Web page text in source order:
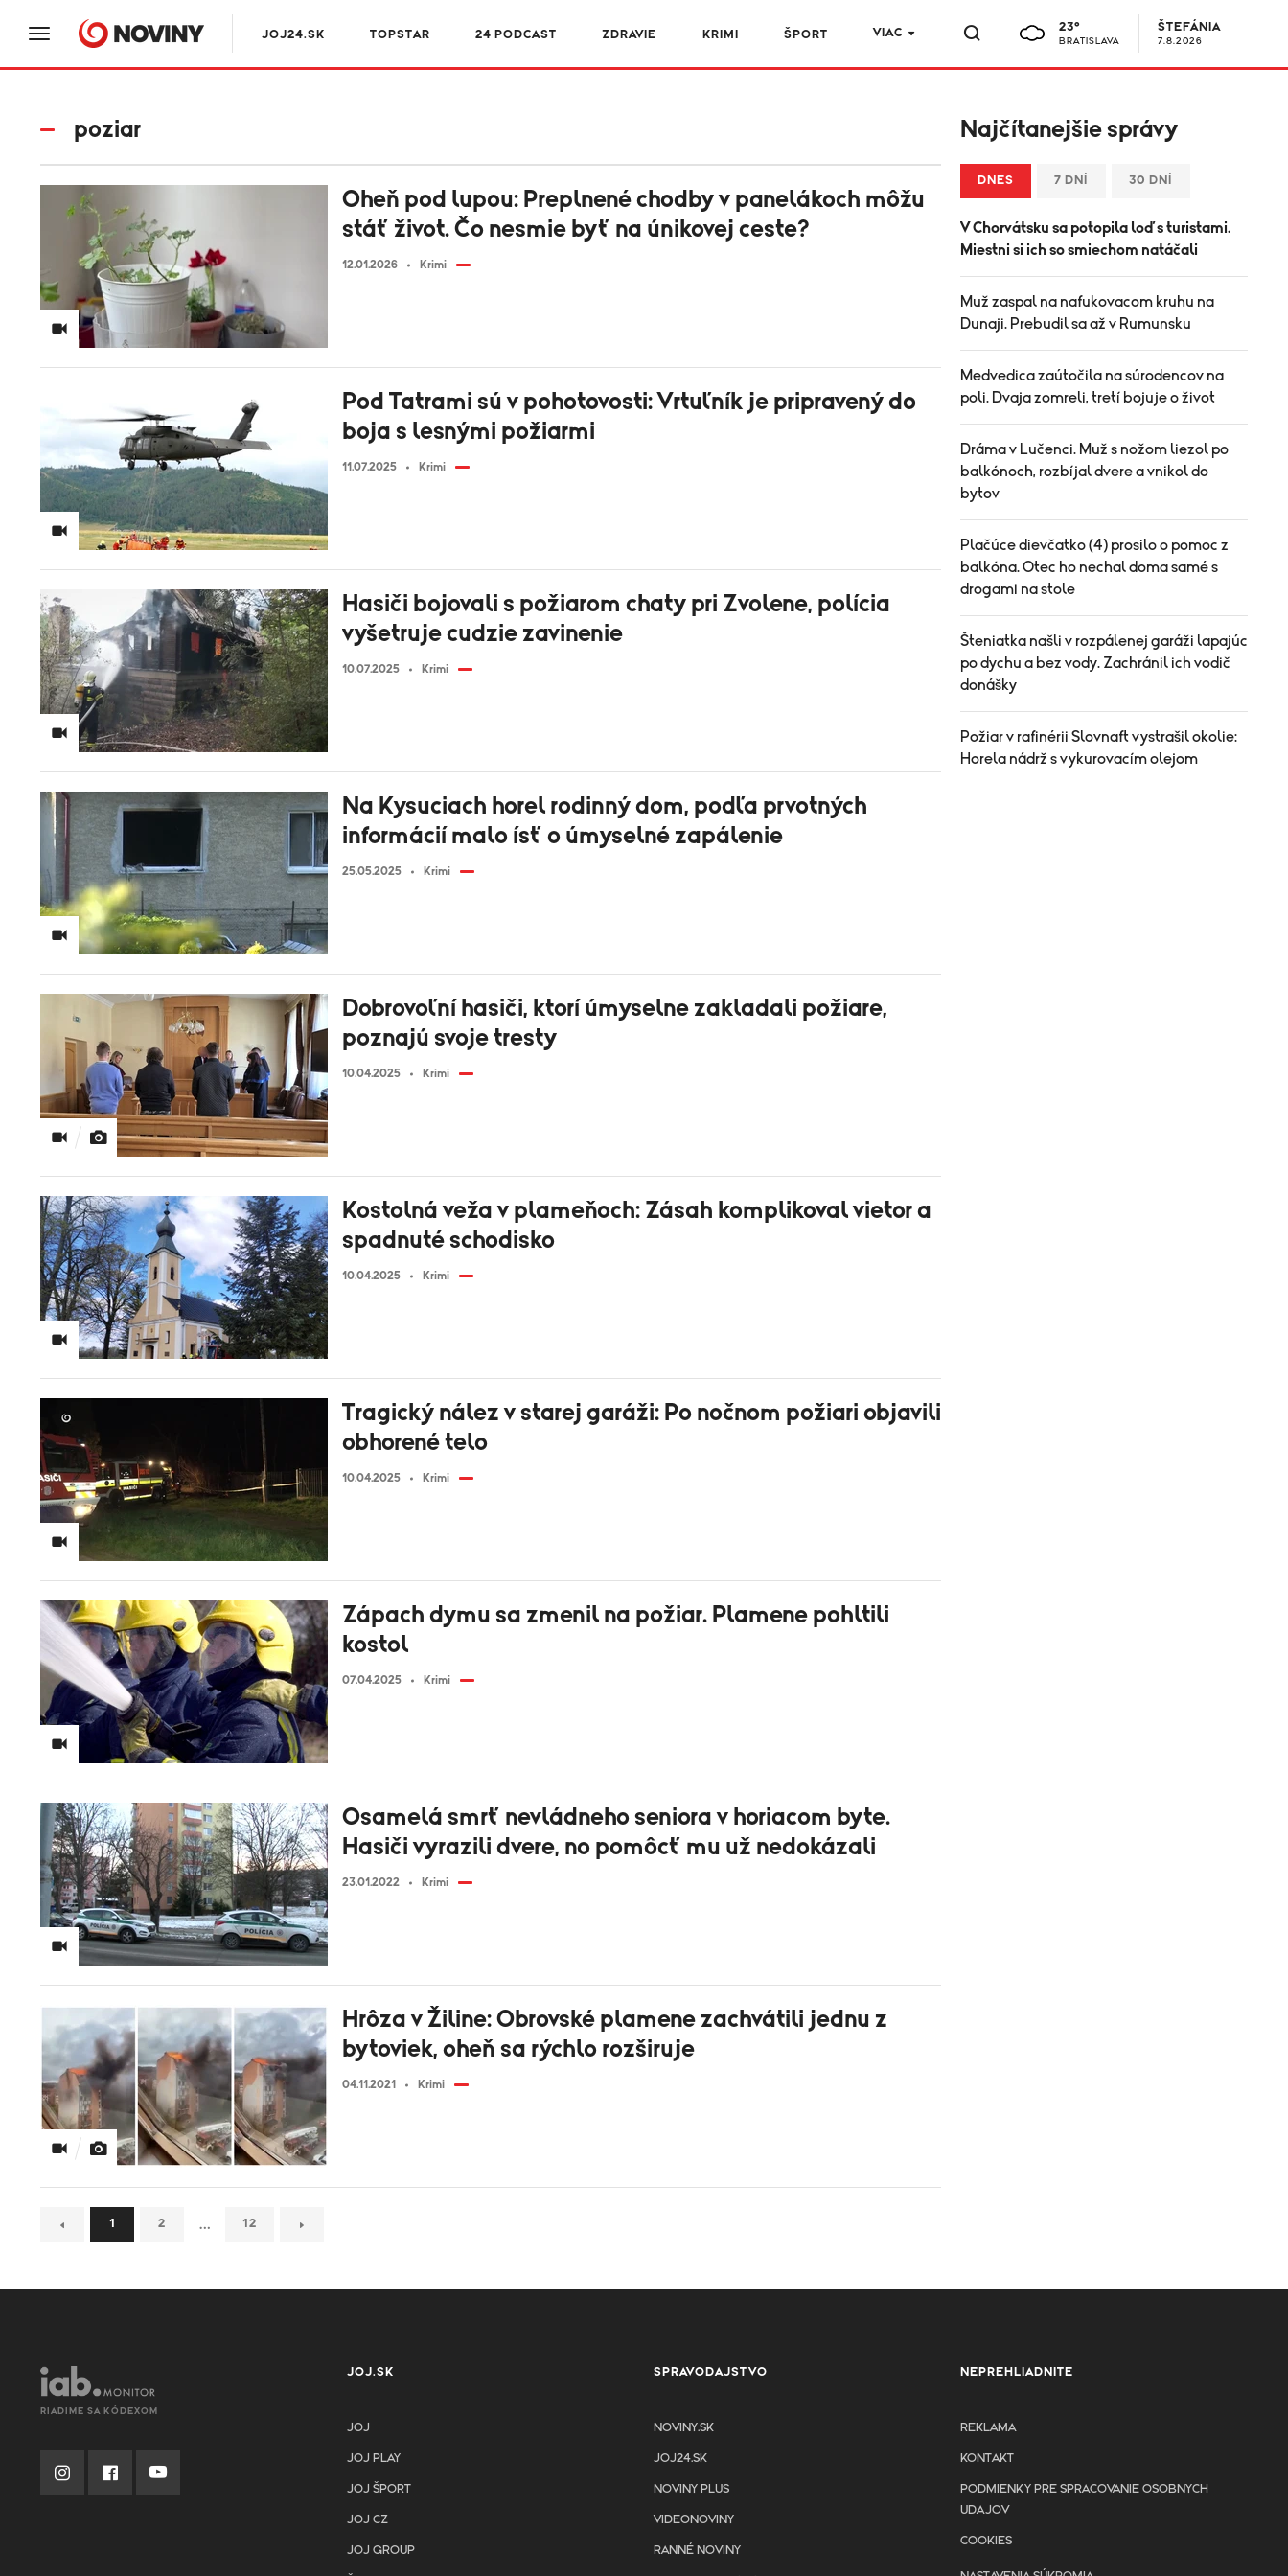
JOJ24.SK TOPSTAR 24 PODCAST ZDRAVIE KRIMI ŠPORT VIAC 23°
BRATISLAVA
ŠTEFÁNIA
7.8.2026
poziar
Oheň pod lupou: Preplnené chodby v panelákoch môžu
stáť život. Čo nesmie byť na únikovej ceste?
12.01.2026 Krimi
Pod Tatrami sú v pohotovosti: Vrtuľník je pripravený do
boja s lesnými požiarmi
11.07.2025 Krimi
Hasiči bojovali s požiarom chaty pri Zvolene, polícia
vyšetruje cudzie zavinenie
10.07.2025 Krimi
Na Kysuciach horel rodinný dom, podľa prvotných
informácií malo ísť o úmyselné zapálenie
25.05.2025 Krimi
Dobrovoľní hasiči, ktorí úmyselne zakladali požiare,
poznajú svoje tresty
10.04.2025 Krimi
Kostolná veža v plameňoch: Zásah komplikoval vietor a
spadnuté schodisko
10.04.2025 Krimi
Tragický nález v starej garáži: Po nočnom požiari objavili
obhorené telo
10.04.2025 Krimi
Zápach dymu sa zmenil na požiar. Plamene pohltili
kostol
07.04.2025 Krimi
Osamelá smrť nevládneho seniora v horiacom byte.
Hasiči vyrazili dvere, no pomôcť mu už nedokázali
23.01.2022 Krimi
Hrôza v Žiline: Obrovské plamene zachvátili jednu z
bytoviek, oheň sa rýchlo rozširuje
04.11.2021 Krimi
1 2 … 12
Najčítanejšie správy
DNES 7 DNÍ 30 DNÍ
V Chorvátsku sa potopila loď s turistami.
Miestni si ich so smiechom natáčali
Muž zaspal na nafukovacom kruhu na
Dunaji. Prebudil sa až v Rumunsku
Medvedica zaútočila na súrodencov na
poli. Dvaja zomreli, tretí bojuje o život
Dráma v Lučenci. Muž s nožom liezol po
balkónoch, rozbíjal dvere a vnikol do
bytov
Plačúce dievčatko (4) prosilo o pomoc z
balkóna. Otec ho nechal doma samé s
drogami na stole
Šteniatka našli v rozpálenej garáži lapajúc
po dychu a bez vody. Zachránil ich vodič
donášky
Požiar v rafinérii Slovnaft vystrašil okolie:
Horela nádrž s vykurovacím olejom
RIADIME SA KÓDEXOM
JOJ.SK
JOJ
JOJ PLAY
JOJ ŠPORT
JOJ CZ
JOJ GROUP
SPRAVODAJSTVO
NOVINY.SK
JOJ24.SK
NOVINY PLUS
VIDEONOVINY
RANNÉ NOVINY
NEPREHLIADNITE
REKLAMA
KONTAKT
PODMIENKY PRE SPRACOVANIE OSOBNYCH
UDAJOV
COOKIES